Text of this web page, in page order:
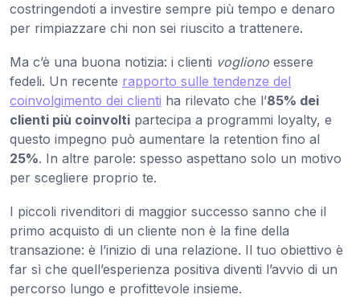
costringendoti a investire sempre più tempo e denaro
per rimpiazzare chi non sei riuscito a trattenere.
Ma c’è una buona notizia: i clienti vogliono essere
fedeli. Un recente rapporto sulle tendenze del
coinvolgimento dei clienti ha rilevato che l’85% dei
clienti più coinvolti partecipa a programmi loyalty, e
questo impegno può aumentare la retention fino al
25%. In altre parole: spesso aspettano solo un motivo
per scegliere proprio te.
I piccoli rivenditori di maggior successo sanno che il
primo acquisto di un cliente non è la fine della
transazione: è l’inizio di una relazione. Il tuo obiettivo è
far sì che quell’esperienza positiva diventi l’avvio di un
percorso lungo e profittevole insieme.